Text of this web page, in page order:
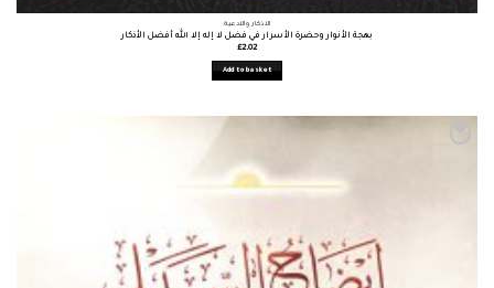
الأذكار والأدعية
بهجة الأنوار وحضرة الأسرار في فضل لا إله إلا الله أفضل الأذكار
£2.02
Add to basket